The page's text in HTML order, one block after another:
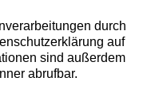
durch
auf
sind außerdem
abrufbar.